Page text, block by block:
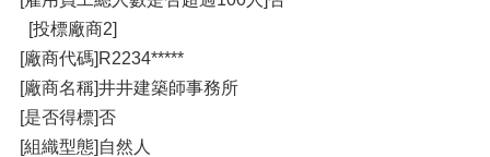
[投標廠商2]
[廠商代碼]R2234*****
[廠商名稱]井井建築師事務所
[是否得標]否
[組織型態]自然人